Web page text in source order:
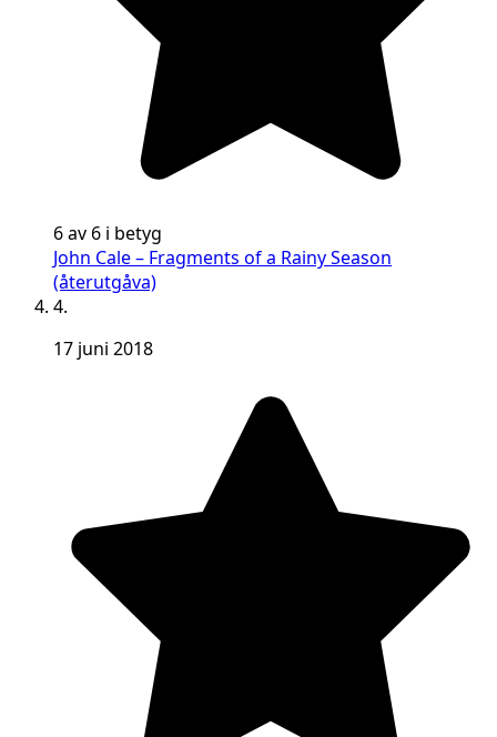
6 av 6 i betyg
John Cale – Fragments of a Rainy Season
(återutgåva)
4.
17 juni 2018